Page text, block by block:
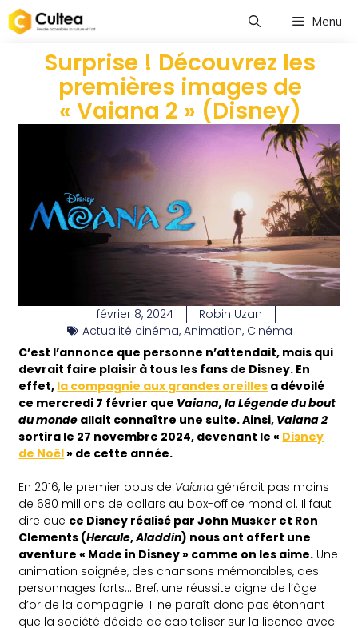
Menu
Surprise ! Découvrez les
premières images de
« Vaiana 2 » (Disney)
février 8, 2024
Robin Uzan
Actualité cinéma, Animation, Cinéma
C’est l’annonce que personne n’attendait, mais qui
devrait faire plaisir à tous les fans de Disney. En
effet, la compagnie aux grandes oreilles a dévoilé
ce mercredi 7 février que Vaiana, la Légende du bout
du monde allait connaître une suite. Ainsi, Vaiana 2
sortira le 27 novembre 2024, devenant le « Disney
de Noël » de cette année.
En 2016, le premier opus de Vaiana générait pas moins
de 680 millions de dollars au box-office mondial. Il faut
dire que ce Disney réalisé par John Musker et Ron
Clements (Hercule,Aladdin) nous ont offert une
aventure « Made in Disney » comme on les aime. Une
animation soignée, des chansons mémorables, des
personnages forts… Bref, une réussite digne de l’âge
d’or de la compagnie. Il ne paraît donc pas étonnant
que la société décide de capitaliser sur la licence avec